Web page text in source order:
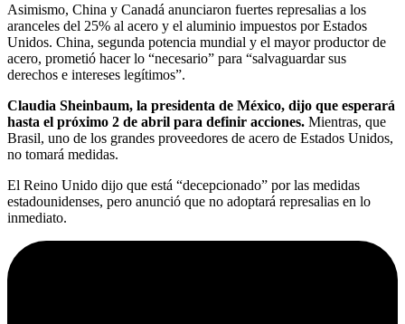
Asimismo, China y Canadá anunciaron fuertes represalias a los
aranceles del 25% al acero y el aluminio impuestos por Estados
Unidos. China, segunda potencia mundial y el mayor productor de
acero, prometió hacer lo “necesario” para “salvaguardar sus
derechos e intereses legítimos”.
Claudia Sheinbaum, la presidenta de México, dijo que esperará
hasta el próximo 2 de abril para definir acciones. Mientras, que
Brasil, uno de los grandes proveedores de acero de Estados Unidos,
no tomará medidas.
El Reino Unido dijo que está “decepcionado” por las medidas
estadounidenses, pero anunció que no adoptará represalias en lo
inmediato.